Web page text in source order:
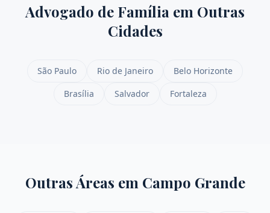
Advogado de Família em Outras
Cidades
São Paulo Rio de Janeiro
Belo Horizonte
Brasília
Salvador Fortaleza
Outras Áreas em Campo Grande